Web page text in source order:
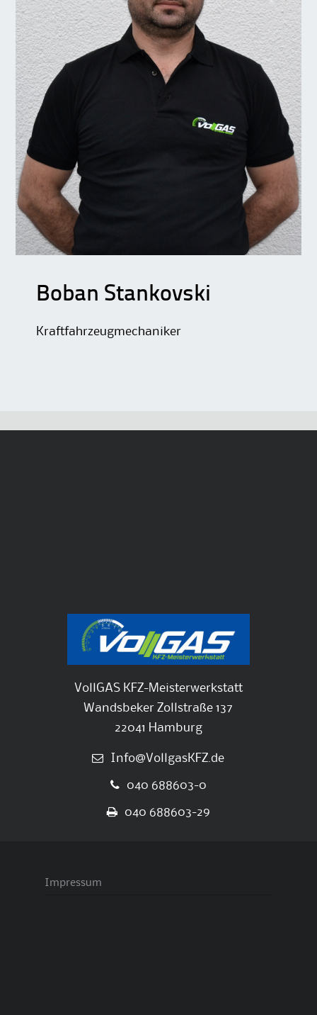
Boban Stankovski
Kraftfahrzeugmechaniker
VollGAS KFZ-Meisterwerkstatt
Wandsbeker Zollstraße 137
22041 Hamburg
Info@VollgasKFZ.de
040 688603-0
040 688603-29
Impressum